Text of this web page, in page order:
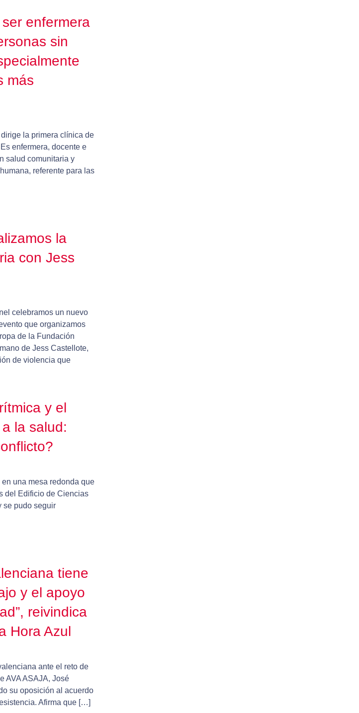
enfermera
sin
más
la primera clínica de
enfermera, docente e
salud comunitaria y
referente para las
la
con Jess
celebramos un nuevo
que organizamos
de la Fundación
de Jess Castellote,
de violencia que
y el
la salud:
una mesa redonda que
del Edificio de Ciencias
se pudo seguir
tiene
y el apoyo
reivindica
Hora Azul
ante el reto de
AVA ASAJA, José
su oposición al acuerdo
Afirma que […]